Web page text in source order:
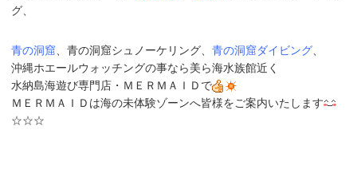
グ、
青の洞窟 、青の洞窟シュノーケリング、 青の洞窟ダイビング
沖縄ホエールウォッチングの事なら美ら海水族館近く
水納島海遊び専門店 ・ ＭＥＲＭＡＩＤ で
ＭＥＲＭＡＩＤは海の未体験ゾーンへ皆様をご案内いたします
☆☆☆